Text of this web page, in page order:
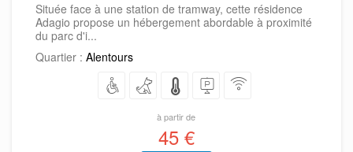
Située face à une station de tramway, cette résidence
Adagio propose un hébergement abordable à proximité
du parc d'i...
Quartier : Alentours
à partir de
45 €